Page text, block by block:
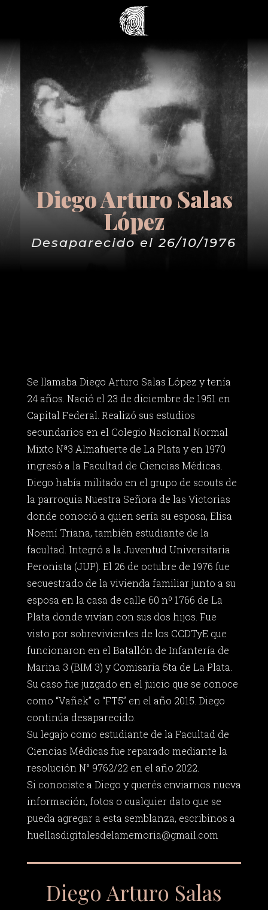
Diego Arturo Salas
López
Desaparecido el 26/10/1976
Se llamaba Diego Arturo Salas López y tenía
24 años. Nació el 23 de diciembre de 1951 en
Capital Federal. Realizó sus estudios
secundarios en el Colegio Nacional Normal
Mixto Nª3 Almafuerte de La Plata y en 1970
ingresó a la Facultad de Ciencias Médicas.
Diego había militado en el grupo de scouts de
la parroquia Nuestra Señora de las Victorias
donde conoció a quien sería su esposa, Elisa
Noemí Triana, también estudiante de la
facultad. Integró a la Juventud Universitaria
Peronista (JUP). El 26 de octubre de 1976 fue
secuestrado de la vivienda familiar junto a su
esposa en la casa de calle 60 nº 1766 de La
Plata donde vivían con sus dos hijos. Fue
visto por sobrevivientes de los CCDTyE que
funcionaron en el Batallón de Infantería de
Marina 3 (BIM 3) y Comisaría 5ta de La Plata.
Su caso fue juzgado en el juicio que se conoce
como “Vañek” o “FT5” en el año 2015. Diego
continúa desaparecido.
Su legajo como estudiante de la Facultad de
Ciencias Médicas fue reparado mediante la
resolución N° 9762/22 en el año 2022.
Si conociste a Diego y querés enviarnos nueva
información, fotos o cualquier dato que se
pueda agregar a esta semblanza, escribinos a
huellasdigitalesdelamemoria@gmail.com
Diego Arturo Salas